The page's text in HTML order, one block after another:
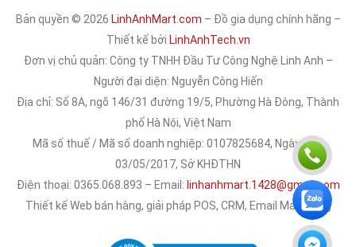
Bản quyền © 2026 LinhAnhMart.com – Đồ gia dụng chính hãng –
Thiết kế bởi LinhAnhTech.vn
Đơn vị chủ quản: Công ty TNHH Đầu Tư Công Nghệ Linh Anh –
Người đại diện: Nguyễn Công Hiến
Địa chỉ: Số 8A, ngõ 146/31 đường 19/5, Phường Hà Đông, Thành
phố Hà Nội, Việt Nam
Mã số thuế / Mã số doanh nghiệp: 0107825684, Ngày cấp:
03/05/2017, Sở KHĐTHN
Điện thoại: 0365.068.893 – Email: linhanhmart.1428@gmail.com
Thiết kế Web bán hàng, giải pháp POS, CRM, Email Marketing